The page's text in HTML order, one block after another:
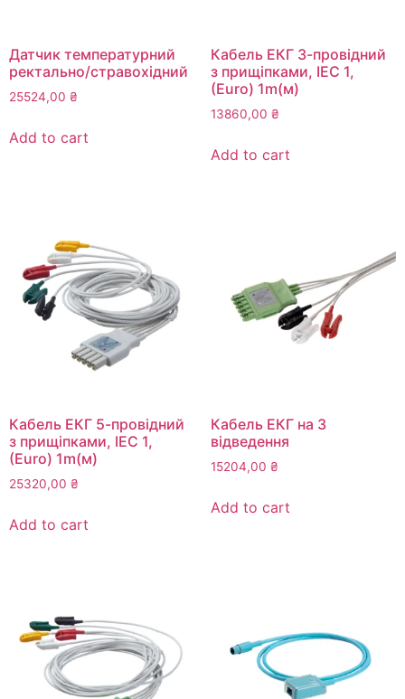
Датчик температурний
ректально/стравохідний
25524,00 ₴
Add to cart
Кабель ЕКГ 3-провідний
з прищіпками, IEC 1,
(Euro) 1m(м)
13860,00 ₴
Add to cart
Кабель ЕКГ 5-провідний
з прищіпками, IEC 1,
(Euro) 1m(м)
25320,00 ₴
Add to cart
Кабель ЕКГ на 3
відведення
15204,00 ₴
Add to cart